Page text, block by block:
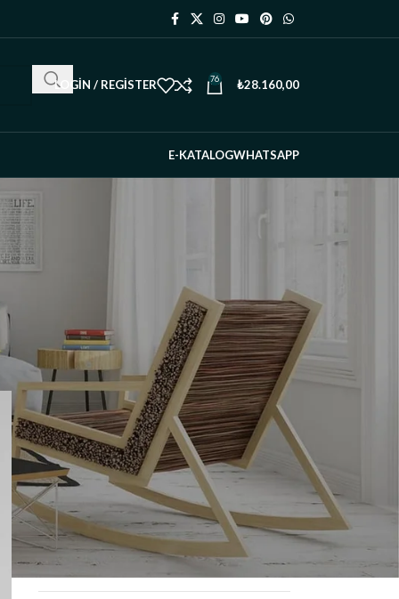
LOGIN / REGISTER 76 ₺28.160,00
E-KATALOGWHATSAPP
Ahşap Masa Takvimi:
Doğal, Şık ve
Sürdürülebilir Bir Ofis
Dekoru
Kasım 28, 2025 No
Comments
Masa Takvimi: İş
Yerlerinde Düzen ve
Verimliliğin Anahtarı
Kasım 28, 2025 No
Comments